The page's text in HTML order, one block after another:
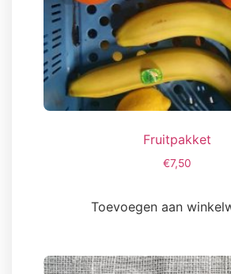
Fruitpakket
€7,50
Toevoegen aan